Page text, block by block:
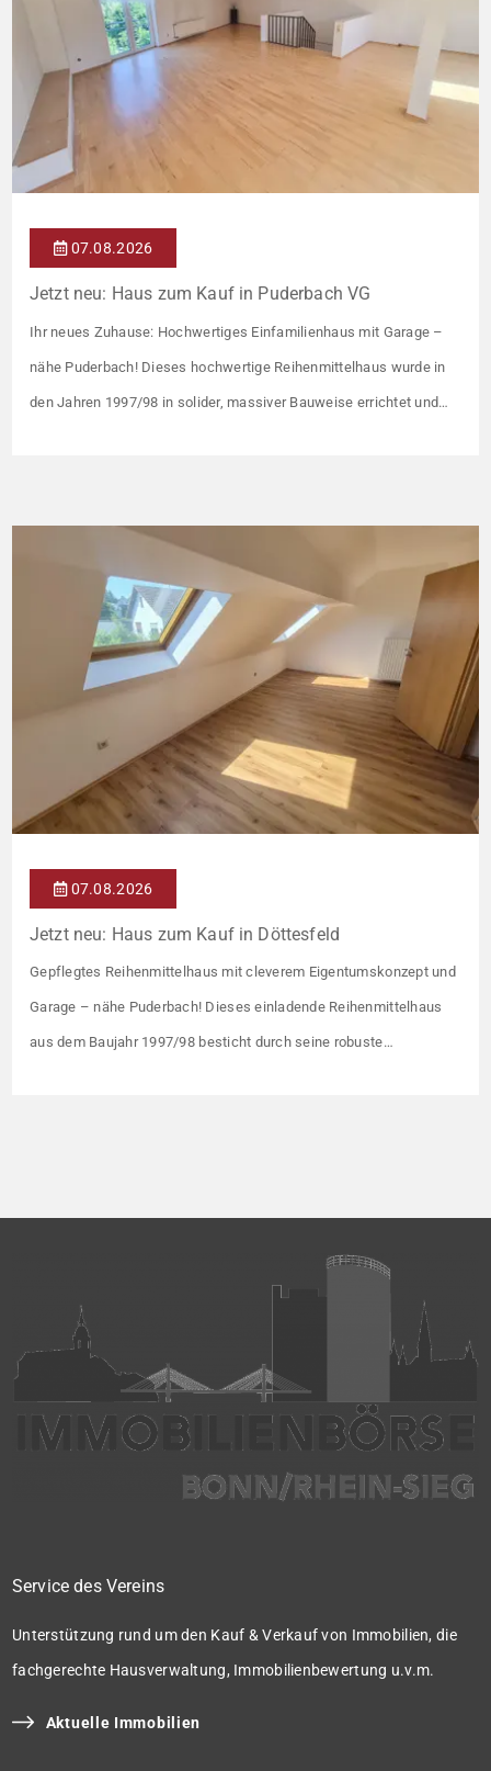
07.08.2026
Jetzt neu: Haus zum Kauf in Puderbach VG
Ihr neues Zuhause: Hochwertiges Einfamilienhaus mit Garage –
nähe Puderbach! Dieses hochwertige Reihenmittelhaus wurde in
den Jahren 1997/98 in solider, massiver Bauweise errichtet und
Grundstück (keine eigene Grünfläche, aber Terrasse). […]
07.08.2026
Jetzt neu: Haus zum Kauf in Döttesfeld
Gepflegtes Reihenmittelhaus mit cleverem Eigentumskonzept und
Garage – nähe Puderbach! Dieses einladende Reihenmittelhaus
aus dem Baujahr 1997/98 besticht durch seine robuste
Veräußert […]
Service des Vereins
Unterstützung rund um den Kauf & Verkauf von Immobilien, die
fachgerechte Hausverwaltung, Immobilienbewertung u.v.m.
Aktuelle Immobilien